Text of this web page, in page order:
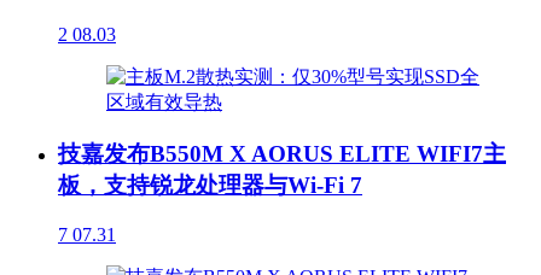
2 08.03
技嘉发布B550M X AORUS ELITE WIFI7主
板，支持锐龙处理器与Wi-Fi 7
7 07.31